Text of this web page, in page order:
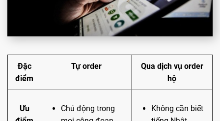
Đặc
điểm
Tự order
Qua dịch vụ order
hộ
Ưu
Chủ động trong
Không cần biết